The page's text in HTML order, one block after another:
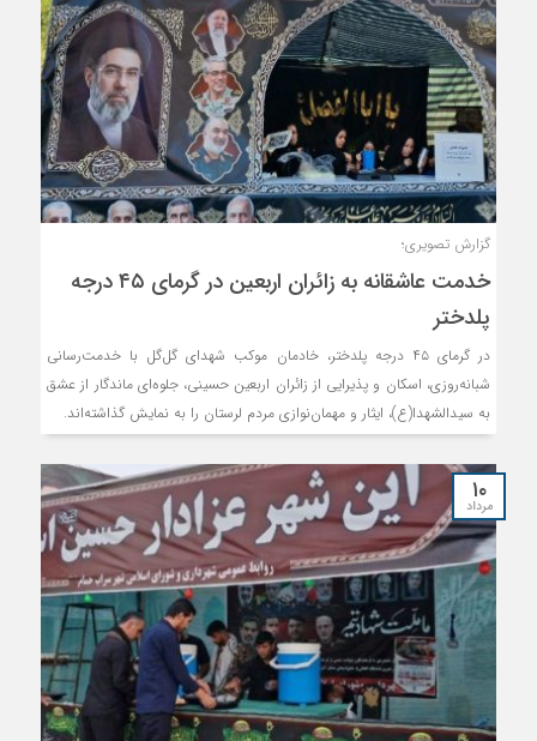
گزارش تصویری؛
خدمت عاشقانه به زائران اربعین در گرمای ۴۵ درجه
پلدختر
در گرمای ۴۵ درجه پلدختر، خادمان موکب شهدای گل‌گل با خدمت‌رسانی
شبانه‌روزی، اسکان و پذیرایی از زائران اربعین حسینی، جلوه‌ای ماندگار از عشق
به سیدالشهدا(ع)، ایثار و مهمان‌نوازی مردم لرستان را به نمایش گذاشته‌اند.
۱۰
مرداد